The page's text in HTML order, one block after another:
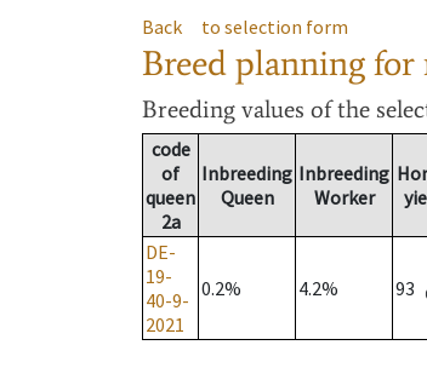
Back to selection form
Breed planning for
Breeding values of the
code
of
queen
2a
Inbreeding
Queen
Inbreeding
Worker
DE-
19-
40-9-
2021
0.2% 4.2% 93